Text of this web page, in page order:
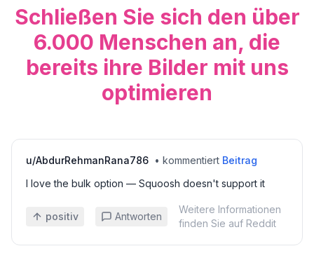
Schließen Sie sich den über
6.000 Menschen an, die
bereits ihre Bilder mit uns
optimieren
u/AbdurRehmanRana786 • kommentiert Beitrag
I love the bulk option — Squoosh doesn't support it
positiv Antworten
Weitere Informationen
finden Sie auf Reddit